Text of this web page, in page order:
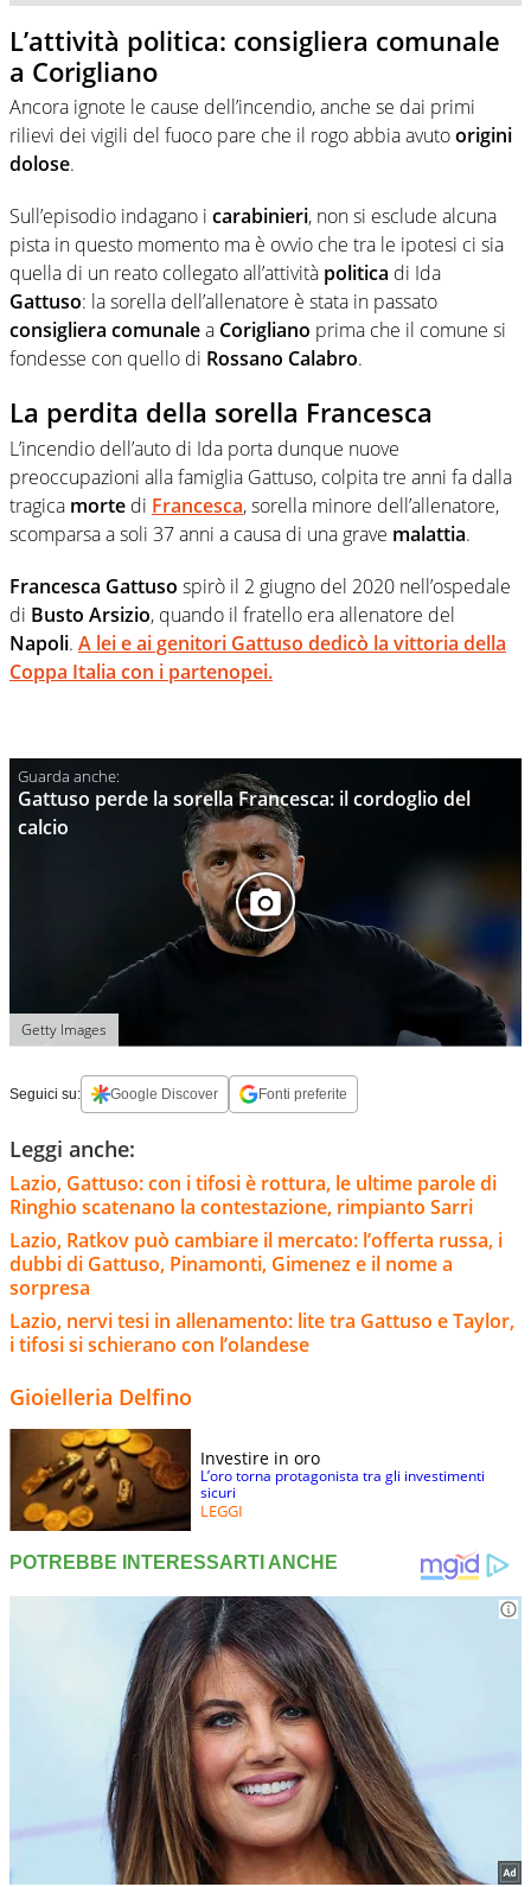
L’attività politica: consigliera comunale
a Corigliano
Ancora ignote le cause dell’incendio, anche se dai primi
rilievi dei vigili del fuoco pare che il rogo abbia avutoorigini
dolose.
Sull’episodio indagano i carabinieri, non si esclude alcuna
pista in questo momento ma è ovvio che tra le ipotesi ci sia
quella di un reato collegato all’attività politica di Ida
Gattuso: la sorella dell’allenatore è stata in passato
consigliera comunalea Corigliano prima che il comune si
fondesse con quello di Rossano Calabro.
La perdita della sorella Francesca
L’incendio dell’auto di Ida porta dunque nuove
preoccupazioni alla famiglia Gattuso, colpita tre anni fa dalla
tragica morte di Francesca, sorella minore dell’allenatore,
scomparsa a soli 37 anni a causa di una grave malattia.
Francesca Gattuso spirò il 2 giugno del 2020 nell’ospedale
di Busto Arsizio, quando il fratello era allenatore del
Napoli. A lei e ai genitori Gattuso dedicò la vittoria della
Coppa Italia con i partenopei.
Gattuso perde la sorella Francesca: il cordoglio del
calcio
Getty Images
Seguici su: Google Discover Fonti preferite
Leggi anche:
Lazio, Gattuso: con i tifosi è rottura, le ultime parole di
Ringhio scatenano la contestazione, rimpianto Sarri
Lazio, Ratkov può cambiare il mercato: l’offerta russa, i
dubbi di Gattuso, Pinamonti, Gimenez e il nome a
sorpresa
Lazio, nervi tesi in allenamento: lite tra Gattuso e Taylor,
i tifosi si schierano con l’olandese
Gioielleria Delfino
Investire in oro
L’oro torna protagonista tra gli investimenti
sicuri
LEGGI